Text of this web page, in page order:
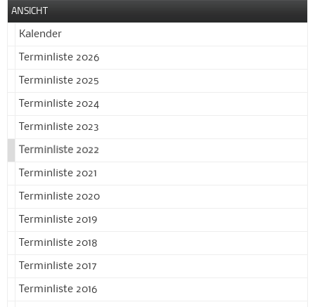
ANSICHT
Kalender
Terminliste 2026
Terminliste 2025
Terminliste 2024
Terminliste 2023
Terminliste 2022
Terminliste 2021
Terminliste 2020
Terminliste 2019
Terminliste 2018
Terminliste 2017
Terminliste 2016